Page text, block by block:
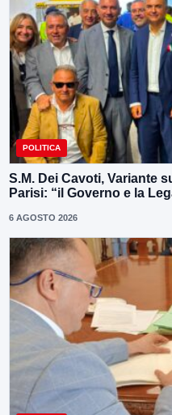
POLITICA
S.M. Dei Cavoti, Variante
Parisi: “il Governo e la
6 AGOSTO 2026